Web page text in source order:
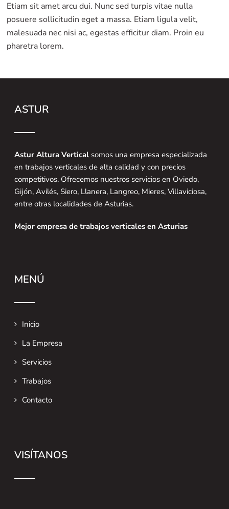
Etiam sit amet arcu dui. Nunc sed turpis vitae nulla
posuere sollicitudin eget a massa. Etiam ligula velit,
malesuada nec nisi ac, egestas efficitur diam. Proin eu
pharetra lorem.
ASTUR
Astur Altura Vertical somos una empresa especializada
en trabajos verticales de alta calidad y con precios
competitivos. Ofrecemos nuestros servicios en Oviedo,
Gijón, Avilés, Siero, Llanera, Langreo, Mieres, Villaviciosa,
entre otras localidades de Asturias.
Mejor empresa de trabajos verticales en Asturias
MENÚ
Inicio
La Empresa
Servicios
Trabajos
Contacto
VISÍTANOS